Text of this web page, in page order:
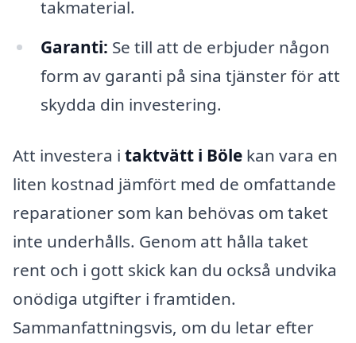
takmaterial.
Garanti: Se till att de erbjuder någon
form av garanti på sina tjänster för att
skydda din investering.
Att investera i taktvätt i Böle kan vara en
liten kostnad jämfört med de omfattande
reparationer som kan behövas om taket
inte underhålls. Genom att hålla taket
rent och i gott skick kan du också undvika
onödiga utgifter i framtiden.
Sammanfattningsvis, om du letar efter